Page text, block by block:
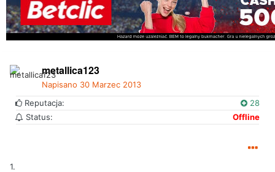
metallica123
Napisano 30 Marzec 2013
Reputacja:
28
Status:
Offline
1.